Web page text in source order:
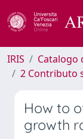
IRIS
Catalogo
2 Contributo
How to
growth